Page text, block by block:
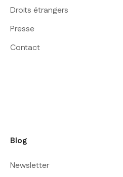
Droits étrangers
Presse
Contact
Blog
Newsletter